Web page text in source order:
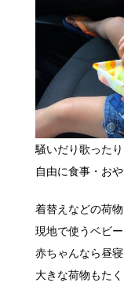
騒いだり歌った
自由に食事・お
着替えなどの荷
現地で使うベビ
赤ちゃんなら昼
大きな荷物もた